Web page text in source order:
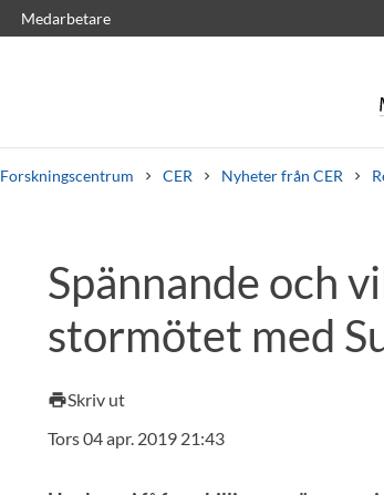
Medarbetare
Forskningscentrum CER Nyheter från CER
KursplanerVälkomstbrevPersonal Lediga
Spännande och
stormötet med
printSkriv ut
Tors 04 apr. 2019 21:43